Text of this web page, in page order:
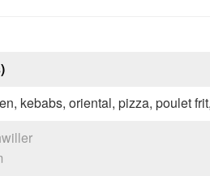
kebabs, oriental, pizza, poulet